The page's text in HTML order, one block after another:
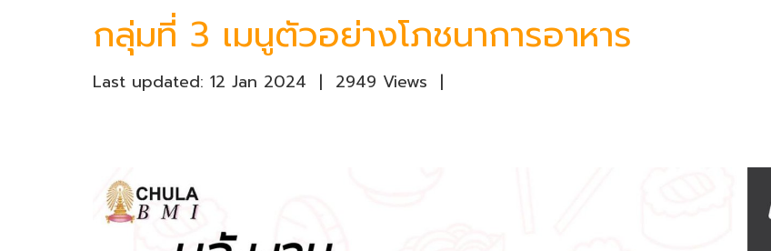
กลุ่มที่ 3 เมนูตัวอย่างโภชนาการอาหาร
Last updated: 12 Jan 2024 | 2949 Views |